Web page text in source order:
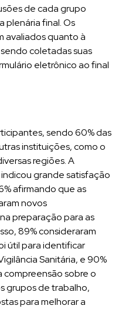
de cada grupo
plenária final. Os
avaliados quanto à
coletadas suas
eletrônico ao final
sendo 60% das
instituições, como o
regiões. A
grande satisfação
afirmando que as
novos
preparação para as
89% consideraram
útil para identificar
Sanitária, e 90%
compreensão sobre o
grupos de trabalho,
para melhorar a